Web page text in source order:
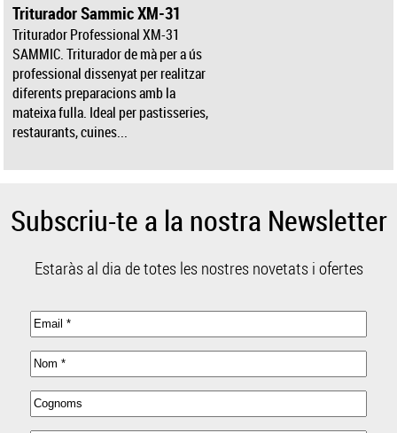
Triturador Sammic XM-31
Triturador Professional XM-31
SAMMIC. Triturador de mà per a ús
professional dissenyat per realitzar
diferents preparacions amb la
mateixa fulla. Ideal per pastisseries,
restaurants, cuines...
Subscriu-te a la nostra Newsletter
Estaràs al dia de totes les nostres novetats i ofertes